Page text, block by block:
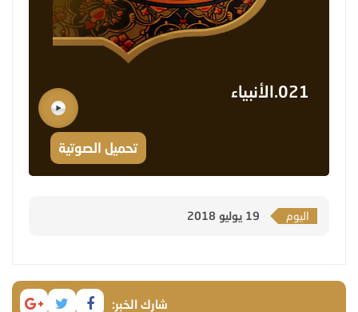
021.الأنبياء
تحميل الصوتية
اليوم 19 يوليو 2018
شارك الخبر: